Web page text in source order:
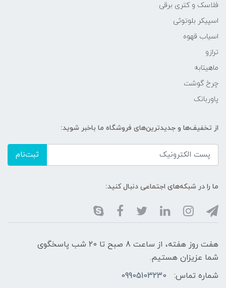
فلاسک و کتری برقی
اسپیکر بلوتوثی
اسیاب قهوه
ترازو
ماهیتابه
چرخ گوشت
پاوربانک
از تخفیف‌ها و جدیدترین‌های فروشگاه ما باخبر شوید:
ثبت‌نام
ما را در شبکه‌های اجتماعی دنبال کنید:
هفت روز هفته، از ساعت 8 صبح تا 20 شب پاسخگوی
شما عزیزان هستیم.
شماره تماس:
09905103230